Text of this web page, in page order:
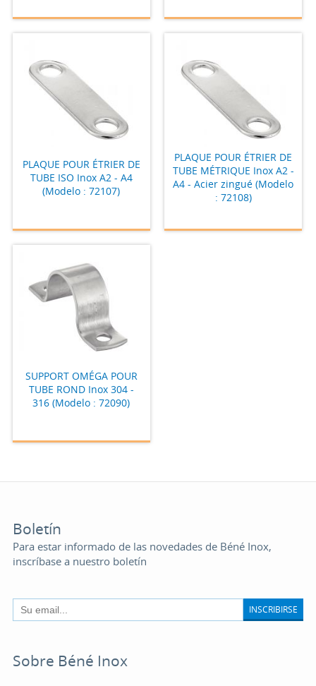
PLAQUE POUR ÉTRIER DE
TUBE ISO Inox A2 - A4
(Modelo : 72107)
PLAQUE POUR ÉTRIER DE
TUBE MÉTRIQUE Inox A2 -
A4 - Acier zingué (Modelo
: 72108)
SUPPORT OMÉGA POUR
TUBE ROND Inox 304 -
316 (Modelo : 72090)
Boletín
Para estar informado de las novedades de Béné Inox,
inscríbase a nuestro boletín
INSCRIBIRSE
Sobre Béné Inox